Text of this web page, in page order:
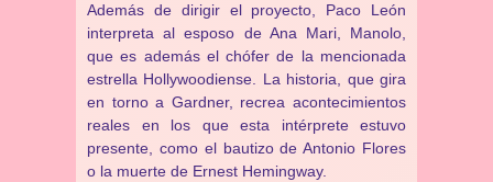
Además de dirigir el proyecto, Paco León
interpreta al esposo de Ana Mari, Manolo,
que es además el chófer de la mencionada
estrella Hollywoodiense. La historia, que gira
en torno a Gardner, recrea acontecimientos
reales en los que esta intérprete estuvo
presente, como el bautizo de Antonio Flores
o la muerte de Ernest Hemingway.